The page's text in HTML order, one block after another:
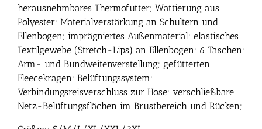
herausnehmbares Thermofutter; Wattierung aus
Polyester; Materialverstärkung an Schultern und
Ellenbogen; imprägniertes Außenmaterial; elastisches
Textilgewebe (Stretch-Lips) an Ellenbogen; 6 Taschen;
Arm- und Bundweitenverstellung; gefütterten
Fleecekragen; Belüftungssystem;
Verbindungsreisverschluss zur Hose; verschließbare
Netz-Belüftungsflächen im Brustbereich und Rücken;